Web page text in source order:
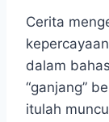
Cerita
dalam
“ganjang”
itulah